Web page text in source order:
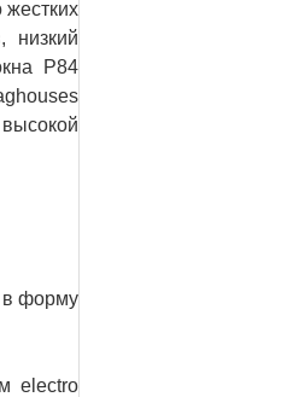
низкий
P84
в форму
electro